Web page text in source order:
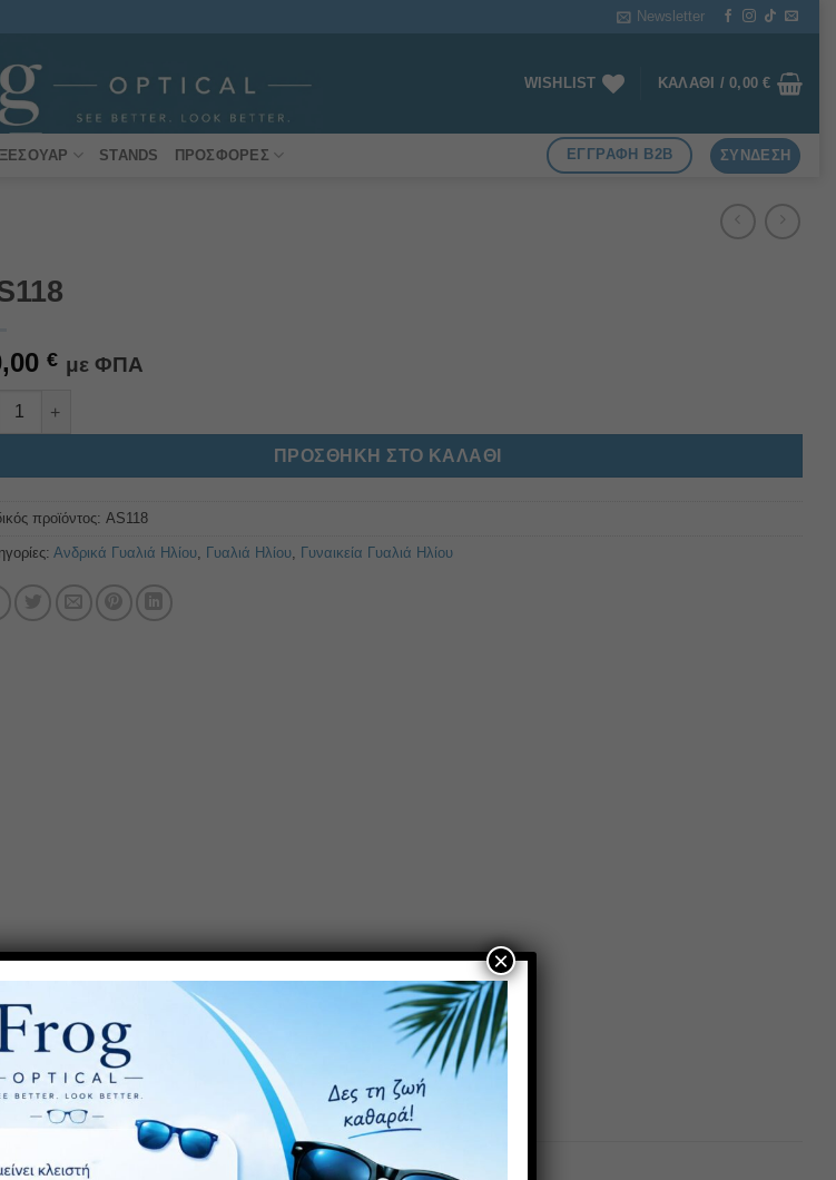
Newsletter
WISHLIST ΚΑΛΆΘΙ /0,00€
STANDS ΠΡΟΣΦΟΡΈΣ ΕΓΓΡΑΦΗ B2B ΣΎΝΔΕΣΗ
€ με ΦΠΑ
ποσότητα
ΠΡΟΣΘΉΚΗ ΣΤΟ ΚΑΛΆΘΙ
προϊόντος: AS118
Ανδρικά Γυαλιά Ηλίου, Γυαλιά Ηλίου, Γυναικεία Γυαλιά Ηλίου
×